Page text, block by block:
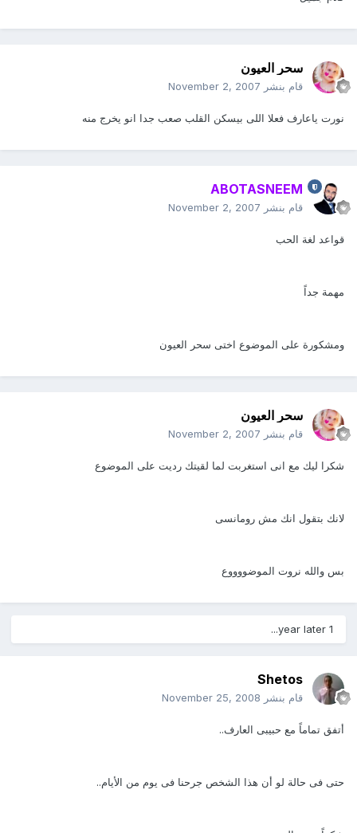
سحر العيون
قام بنشر November 2, 2007
نورت ياعارف فعلا اللى بيسكن القلب صعب جدا انو يخرج منه
ABOTASNEEM
قام بنشر November 2, 2007
قواعد لغة الحب
مهمة جداً
ومشكورة على الموضوع اختى سحر العيون
سحر العيون
قام بنشر November 2, 2007
شكرا ليك مع انى استغربت لما لقيتك رديت على الموضوع
لانك بتقول انك مش رومانسى
بس والله نروت الموضووووع
Shetos
قام بنشر November 25, 2008
أتفق تماماً مع حبيبى العارف..
حتى فى حالة لو أن هذا الشخص جرحنا فى يوم من الأيام..